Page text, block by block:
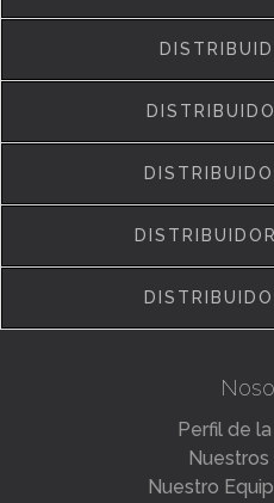
Perfil de
Nuestros
Nuestro